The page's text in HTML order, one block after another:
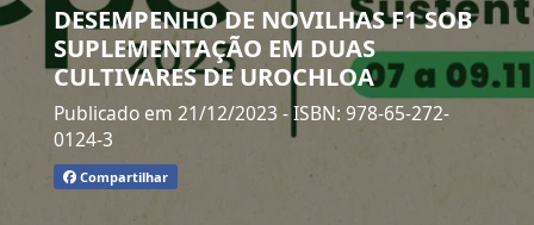
DESEMPENHO DE NOVILHAS F1 SOB
SUPLEMENTAÇÃO EM DUAS
CULTIVARES DE UROCHLOA
Publicado em 21/12/2023 - ISBN: 978-65-272-
0124-3
Compartilhar